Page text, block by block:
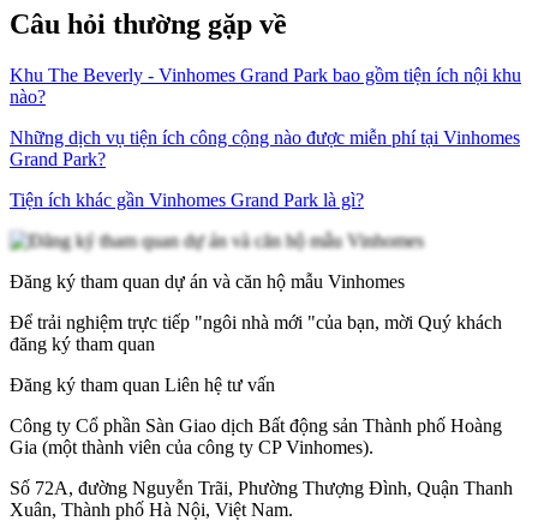
Câu hỏi thường gặp về
Khu The Beverly - Vinhomes Grand Park bao gồm tiện ích nội khu
nào?
Những dịch vụ tiện ích công cộng nào được miễn phí tại Vinhomes
Grand Park?
Tiện ích khác gần Vinhomes Grand Park là gì?
Đăng ký tham quan dự án và căn hộ mẫu Vinhomes
Để trải nghiệm trực tiếp "ngôi nhà mới "của bạn, mời Quý khách
đăng ký tham quan
Đăng ký tham quan Liên hệ tư vấn
Công ty Cổ phần Sàn Giao dịch Bất động sản Thành phố Hoàng
Gia (một thành viên của công ty CP Vinhomes).
Số 72A, đường Nguyễn Trãi, Phường Thượng Đình, Quận Thanh
Xuân, Thành phố Hà Nội, Việt Nam.